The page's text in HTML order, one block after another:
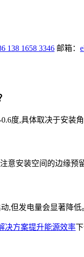
138 1658 3346 邮箱：
度,具体取决于安装
意安装空间的边缘预留
,但发电量会显著降低
决方案提升能源效率下